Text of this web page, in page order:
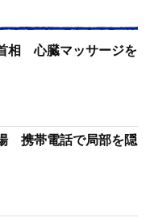
相 心臓マッサージを
携帯電話で局部を隠